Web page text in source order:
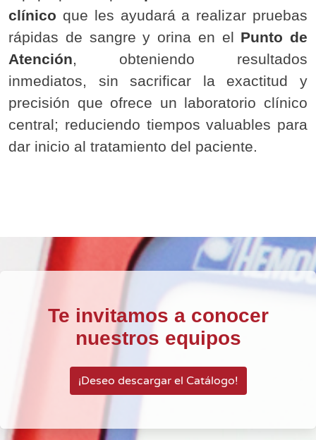
clínico que les ayudará a realizar pruebas
rápidas de sangre y orina en el Punto de
Atención, obteniendo resultados
inmediatos, sin sacrificar la exactitud y
precisión que ofrece un laboratorio clínico
central; reduciendo tiempos valuables para
dar inicio al tratamiento del paciente.
Te invitamos a conocer
nuestros equipos
¡Deseo descargar el Catálogo!